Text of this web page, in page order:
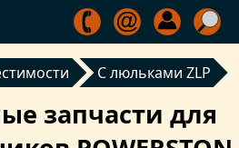
С люльками ZLP
запчасти для